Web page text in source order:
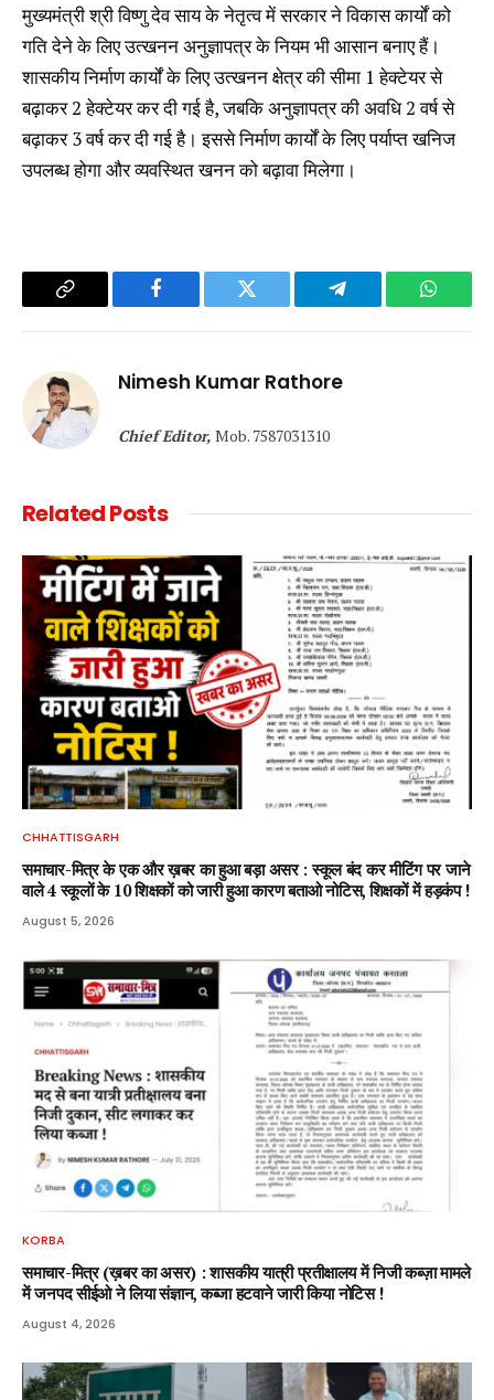
मुख्यमंत्री श्री विष्णु देव साय के नेतृत्व में सरकार ने विकास कार्यों को
गति देने के लिए उत्खनन अनुज्ञापत्र के नियम भी आसान बनाए हैं।
शासकीय निर्माण कार्यों के लिए उत्खनन क्षेत्र की सीमा 1 हेक्टेयर से
बढ़ाकर 2 हेक्टेयर कर दी गई है, जबकि अनुज्ञापत्र की अवधि 2 वर्ष से
बढ़ाकर 3 वर्ष कर दी गई है। इससे निर्माण कार्यों के लिए पर्याप्त खनिज
उपलब्ध होगा और व्यवस्थित खनन को बढ़ावा मिलेगा।
Copy
Facebook Twitter Telegram
Nimesh Kumar Rathore
Chief Editor, Mob. 7587031310
RelatedPosts
CHHATTISGARH
समाचार-मित्र के एक और ख़बर का हुआ बड़ा असर : स्कूल बंद कर मीटिंग पर जाने
वाले 4 स्कूलों के 10 शिक्षकों को जारी हुआ कारण बताओ नोटिस, शिक्षकों में हड़कंप !
August 5, 2026
KORBA
समाचार-मित्र (ख़बर का असर) : शासकीय यात्री प्रतीक्षालय में निजी कब्ज़ा मामले
में जनपद सीईओ ने लिया संज्ञान, कब्जा हटवाने जारी किया नोटिस !
August 4, 2026